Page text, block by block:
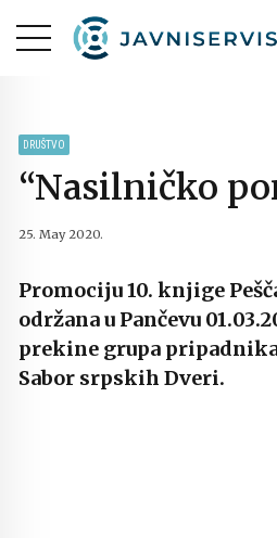
DRUŠTVO
“Nasilničko
25. May 2020.
Promociju 10. knjige
održana u Pančevu
prekine grupa
Sabor srpskih Dveri.